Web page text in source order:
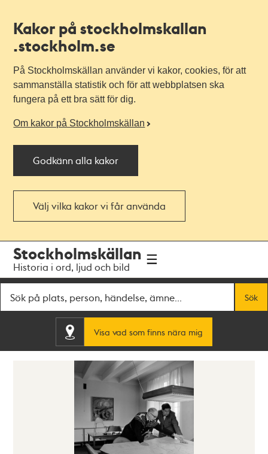
Kakor på stockholmskallan
.stockholm.se
På Stockholmskällan använder vi kakor, cookies, för att
sammanställa statistik och för att webbplatsen ska
fungera på ett bra sätt för dig.
Om kakor på Stockholmskällan
Godkänn alla kakor
Välj vilka kakor vi får använda
navigationen
huvudinnehållet
Stockholmskällan
Historia i ord, ljud och bild
Sök
Visa vad som finns nära mig